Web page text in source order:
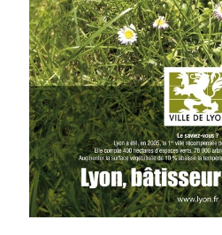
Derniers Commentaires
Entretien ménagerdansT’as vu quoi ?
JFdansC’était pas mieux avant… à Lyon
littleceltdansComment j’ai opéré ma
AnthonydansComment j’ai opéré ma
Renaud DucherdansComment j’ai
personnelle